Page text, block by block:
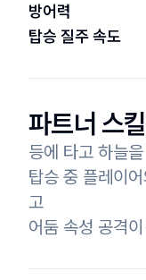
방어력
탑승 질주 속도
파트너 스
등에 타고 하늘
탑승 중 플레이
고
어둠 속성 공격